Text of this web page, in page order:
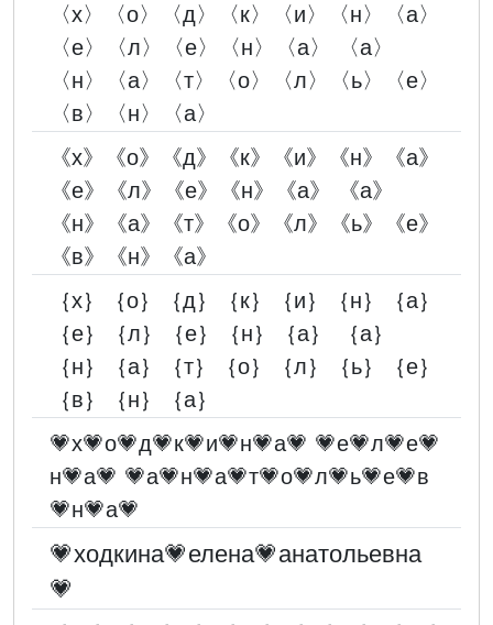
〈х〉〈о〉〈д〉〈к〉〈и〉〈н〉〈а〉
〈е〉〈л〉〈е〉〈н〉〈а〉 〈а〉
〈н〉〈а〉〈т〉〈о〉〈л〉〈ь〉〈е〉
〈в〉〈н〉〈а〉
《х》《о》《д》《к》《и》《н》《а》
《е》《л》《е》《н》《а》 《а》
《н》《а》《т》《о》《л》《ь》《е》
《в》《н》《а》
｛х｝｛о｝｛д｝｛к｝｛и｝｛н｝｛а｝
｛е｝｛л｝｛е｝｛н｝｛а｝ ｛а｝
｛н｝｛а｝｛т｝｛о｝｛л｝｛ь｝｛е｝
｛в｝｛н｝｛а｝
💗х💗о💗д💗к💗и💗н💗а💗 💗е💗л💗е💗
н💗а💗 💗а💗н💗а💗т💗о💗л💗ь💗е💗в
💗н💗а💗
💗ходкина💗елена💗анатольевна
💗